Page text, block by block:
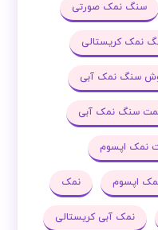
سنگ نمک صورتی
نمک کریستالی
سنگ نمک آبی
سنگ نمک آبی
نمک اپسوم
اپسوم نمک
نمک آبی کریستالی